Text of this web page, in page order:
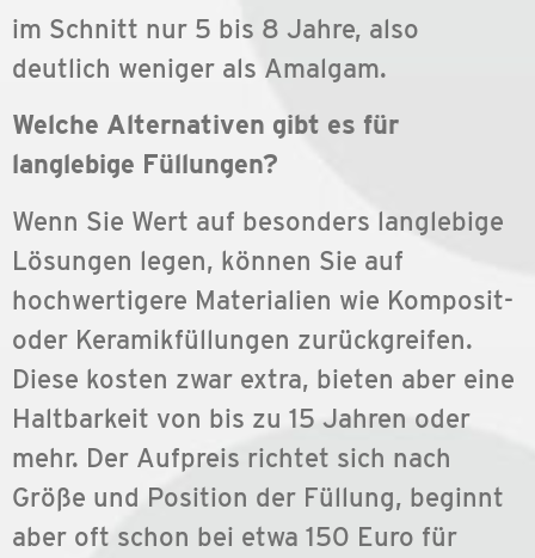
im Schnitt nur 5 bis 8 Jahre, also
deutlich weniger als Amalgam.
Welche Alternativen gibt es für
langlebige Füllungen?
Wenn Sie Wert auf besonders langlebige
Lösungen legen, können Sie auf
hochwertigere Materialien wie Komposit-
oder Keramikfüllungen zurückgreifen.
Diese kosten zwar extra, bieten aber eine
Haltbarkeit von bis zu 15 Jahren oder
mehr. Der Aufpreis richtet sich nach
Größe und Position der Füllung, beginnt
aber oft schon bei etwa 150 Euro für